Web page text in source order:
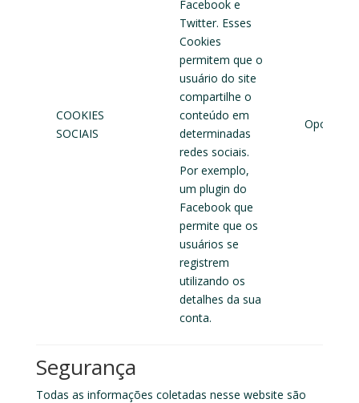
COOKIES
SOCIAIS
Facebook e
Twitter. Esses
Cookies
permitem que o
usuário do site
compartilhe o
conteúdo em
determinadas
redes sociais.
Por exemplo,
um plugin do
Facebook que
permite que os
usuários se
registrem
utilizando os
detalhes da sua
conta.
Opcional
Segurança
Todas as informações coletadas nesse website são